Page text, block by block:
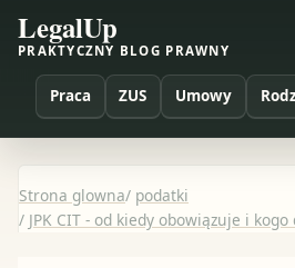
LegalUp
PRAKTYCZNY BLOG PRAWNY
Praca ZUS Umowy
Strona glowna/ podatki
/ JPK CIT - od kiedy obowiązuje i kogo